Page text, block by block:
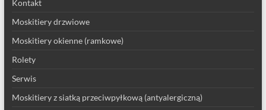
Kontakt
Moskitiery drzwiowe
Moskitiery okienne (ramkowe)
Rolety
Serwis
Moskitiery z siatką przeciwpyłkową (antyalergiczną)